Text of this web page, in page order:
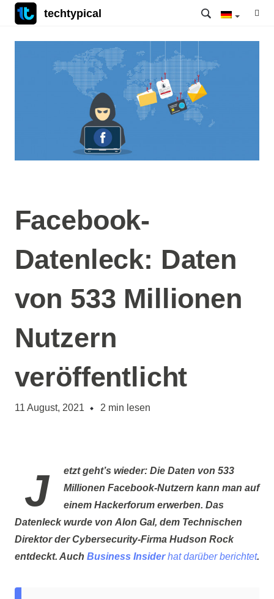
techtypical
Facebook-
Datenleck: Daten
von 533 Millionen
Nutzern
veröffentlicht
11 August, 2021 2 min lesen
Jetzt geht’s wieder: Die Daten von 533
Millionen Facebook-Nutzern kann man auf
einem Hackerforum erwerben. Das
Datenleck wurde von Alon Gal, dem Technischen
Direktor der Cybersecurity-Firma Hudson Rock
entdeckt. Auch Business Insiderhat darüber berichtet.